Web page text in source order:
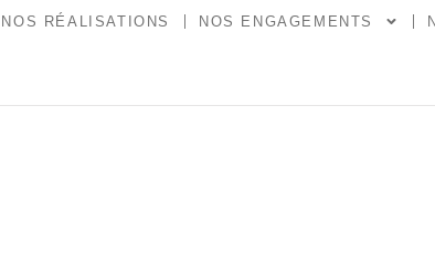
NOS RÉALISATIONS NOS ENGAGEMENTS